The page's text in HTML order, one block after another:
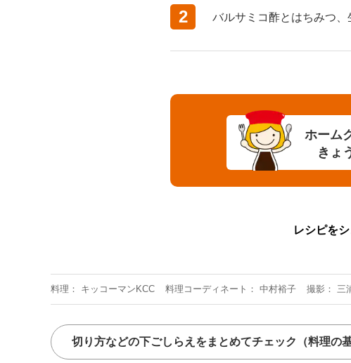
2 バルサミコ酢とはちみつ、
ホーム
きょ
レシピを
料理 キッコーマンKCC 料理コーディネート 中村裕子 撮影 三
切り方などの下ごしらえをまとめてチェック （料理の